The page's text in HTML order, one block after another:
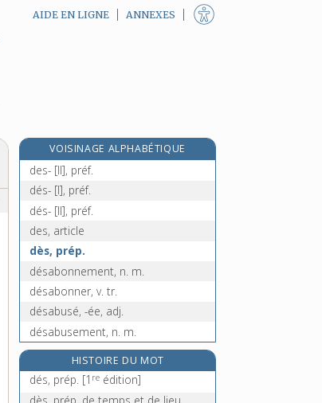
AIDE EN LIGNE ANNEXES
VOISINAGE ALPHABÉTIQUE
des- [I], préf.
des- [II], préf.
dés- [I], préf.
dés- [II], préf.
des, article
dès, prép.
désabonnement, n. m.
désabonner, v. tr.
désabusé, -ée, adj.
désabusement, n. m.
désabuser, v. tr.
désacclimater, v. tr.
désaccord, n. m.
HISTOIRE DU MOT
dés, prép. [1 re édition]